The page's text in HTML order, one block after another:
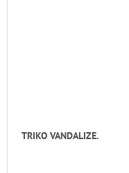
TRIKO VANDALIZE.